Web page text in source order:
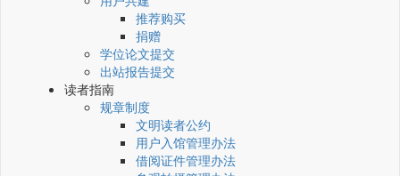
推荐购买
捐赠
学位论文提交
出站报告提交
读者指南
规章制度
文明读者公约
用户入馆管理办法
借阅证件管理办法